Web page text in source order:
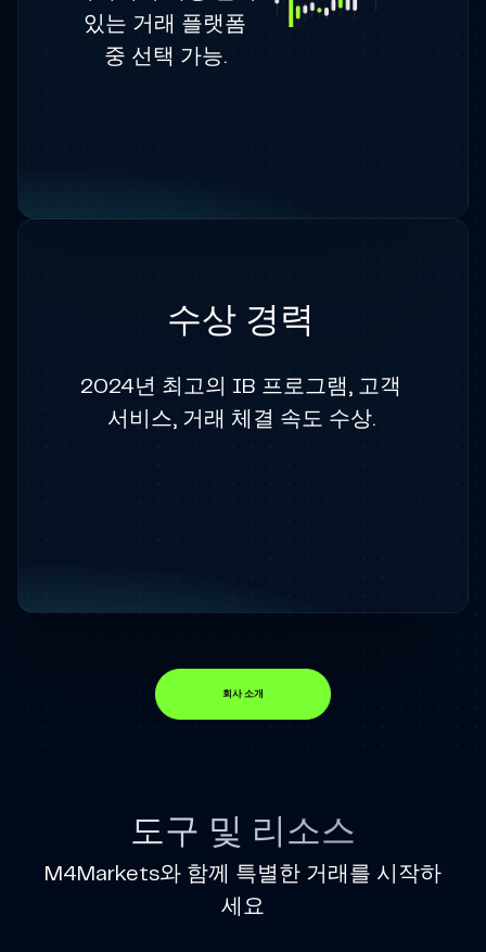
있는 거래 플랫폼
중 선택 가능.
수상 경력
2024년 최고의 IB 프로그램, 고객
서비스, 거래 체결 속도 수상.
회사 소개
도구 및 리소스
M4Markets와 함께 특별한 거래를 시작하
세요